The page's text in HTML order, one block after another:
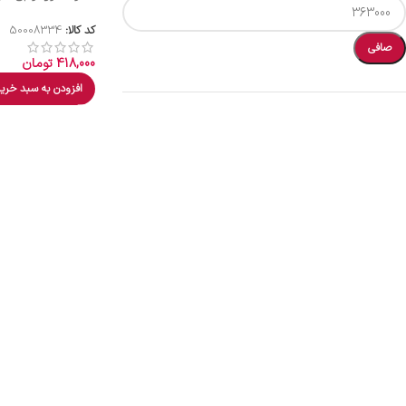
صافی
کد کالا:50008334
418,000 تومان
افزودن به سبد